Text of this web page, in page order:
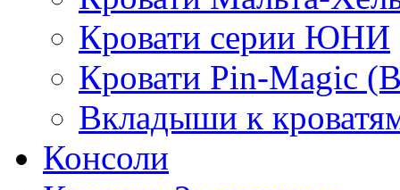
Кровати серии ЮНИ
Кровати Pin-Magic
Вкладыши к
Консоли